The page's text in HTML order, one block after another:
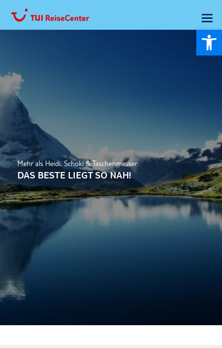
Mehr als Heidi, Schoki & Taschenmesser
DAS BESTE LIEGT SO NAH!